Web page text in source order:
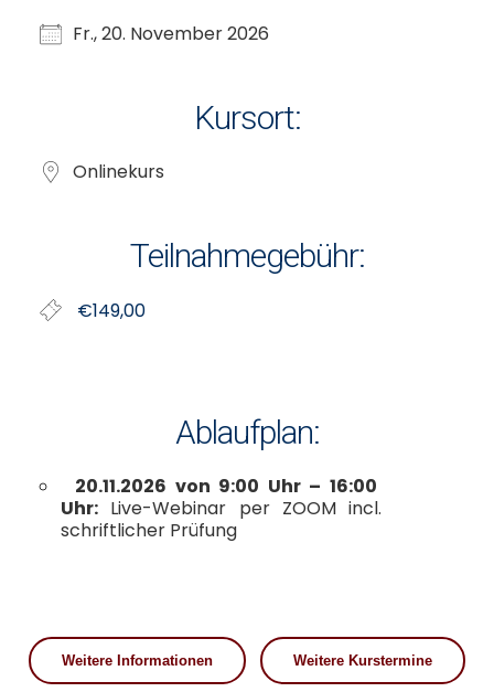
Fr., 20. November 2026
Kursort:
Onlinekurs
Teilnahmegebühr:
€149,00
Ablaufplan:
20.11.2026 von 9:00 Uhr – 16:00
Uhr: Live-Webinar per ZOOM incl.
schriftlicher Prüfung
Weitere Informationen Weitere Kurstermine